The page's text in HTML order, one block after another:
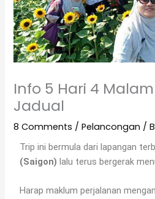
Info 5 Hari 4
Jadual
8 Comments /Pelancongan /
Trip ini bermula dari lapangan
(Saigon) lalu terus bergerak
Harap maklum perjalanan